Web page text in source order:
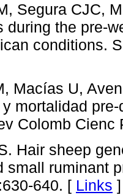
Segura CJC,
during the pre-
conditions.
Macías U,
mortalidad
Colomb
Hair sheep
small ruminant
640. [ Links ]